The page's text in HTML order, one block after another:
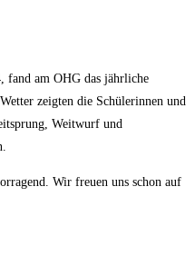
fand am OHG das jährliche
zeigten die Schülerinnen und
Weitwurf und
Wir freuen uns schon auf